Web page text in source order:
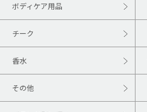
ボディケア用品
チーク
香水
その他